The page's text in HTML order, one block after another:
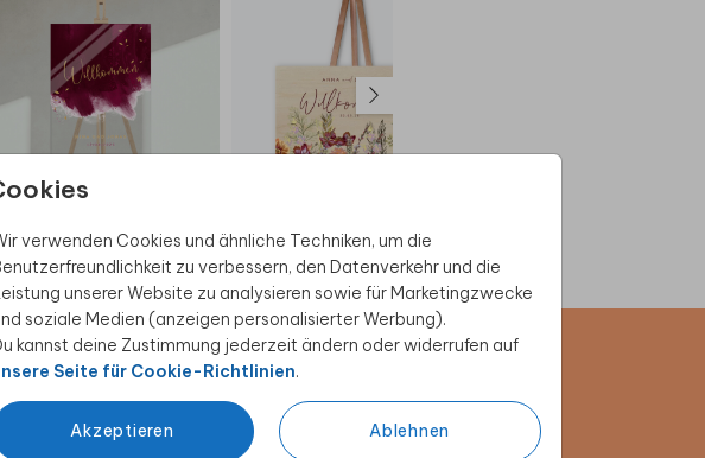
verwenden Cookies und ähnliche Techniken, um die
zu verbessern, den Datenverkehr und die
unserer Website zu analysieren sowie für Marketingzwecke
soziale Medien (anzeigen personalisierter Werbung).
kannst deine Zustimmung jederzeit ändern oder widerrufen auf
Seite für Cookie-Richtlinien.
Akzeptieren Ablehnen
WILLKOMMENSSCHILD
Rabatt sichern
Angebote, kreative
Als Dankeschön